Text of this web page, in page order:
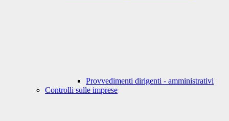
Provvedimenti dirigenti - amministrativi
Controlli sulle imprese